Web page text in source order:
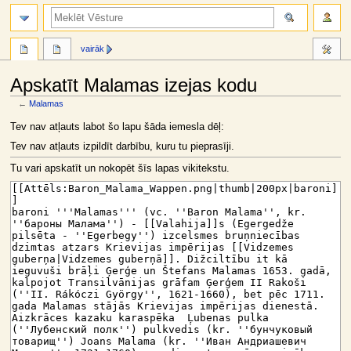
Apskatīt Malamas izejas kodu
←Malamas
Jump
to
navigation
Jump
to
search
Tev nav atļauts labot šo lapu šāda iemesla dēļ:
Tev nav atļauts izpildīt darbību, kuru tu pieprasīji.
Tu vari apskatīt un nokopēt šīs lapas vikitekstu.
vairāk
meklēt